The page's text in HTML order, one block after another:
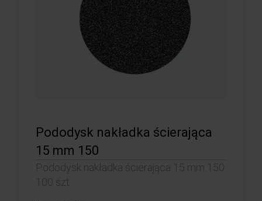
Pododysk nakładka ścierająca
15 mm 150
Pododysk nakładka ścierająca 15 mm 150
100 szt.